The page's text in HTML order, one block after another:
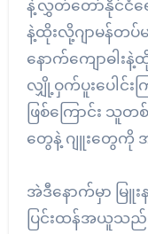
နဲ့လွှတ်တော်နိုင်ငံရ
နဲ့ထိုးလို့ဂျာမန်တပ်
နောက်ကျောဓါး
လျှို့ဝှက်ပူးပေါင်
ဖြစ်ကြောင်း သူ
တွေနဲ့ ဂျူးတွေကို
အဲဒီနောက်မှာ မြူ
ပြင်းထန်အယူသ